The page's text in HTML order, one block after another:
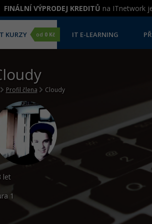
FINÁLNÍ VÝPRODEJ KREDITŮ na ITnetwork
KURZY od 0 Kč IT E-LEARNING
Profil člena Cloudy
let
1